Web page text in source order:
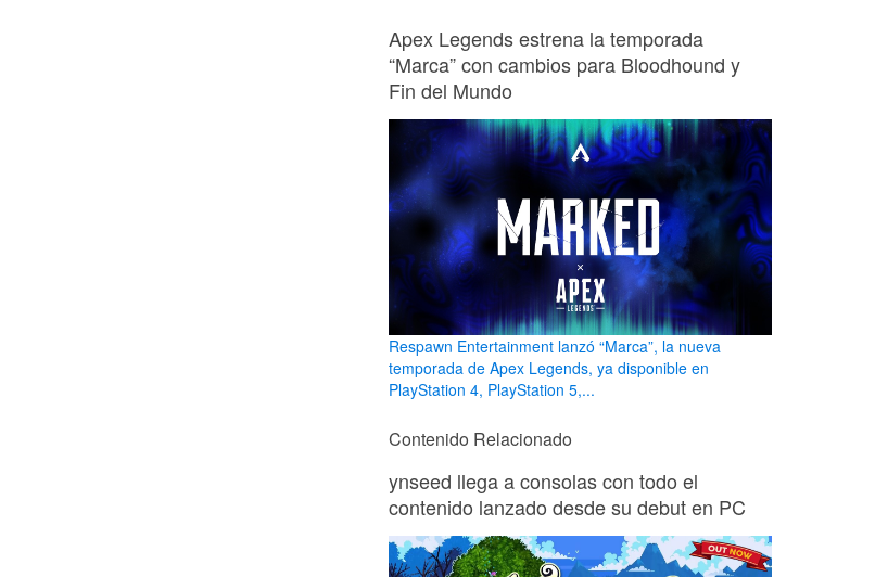
Apex Legends estrena la temporada
“Marca” con cambios para Bloodhound y
Fin del Mundo
Respawn Entertainment lanzó “Marca”, la nueva
temporada de Apex Legends, ya disponible en
PlayStation 4, PlayStation 5,...
Contenido Relacionado
ynseed llega a consolas con todo el
contenido lanzado desde su debut en PC